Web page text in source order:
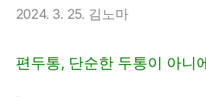
2024. 3. 25. 김노마
편두통, 단순한 두통이 아니